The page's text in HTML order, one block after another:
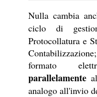
Nulla cambia
ciclo di
Protocollatura e
formato
parallelamente
analogo all'invio